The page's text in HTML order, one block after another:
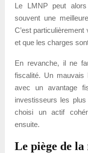
Le LMNP peut
souvent une
C’est
et que les charges
En revanche, il ne
fiscalité. Un mauvais
avec un avantage
investisseurs les
choisi un actif
ensuite.
Le piège de